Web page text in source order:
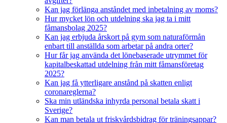
Kan jag förlänga anståndet med inbetalning av moms?
Hur mycket lön och utdelning ska jag ta i mitt
fåmansbolag 2025?
Kan jag erbjuda årskort på gym som naturaförmån
enbart till anställda som arbetar på andra orter?
Hur får jag använda det lönebaserade utrymmet för
kapitalbeskattad utdelning från mitt fåmansföretag
2025?
Kan jag få ytterligare anstånd på skatten enligt
coronareglerna?
Ska min utländska inhyrda personal betala skatt i
Sverige?
Kan man betala ut friskvårdsbidrag för träningsappar?